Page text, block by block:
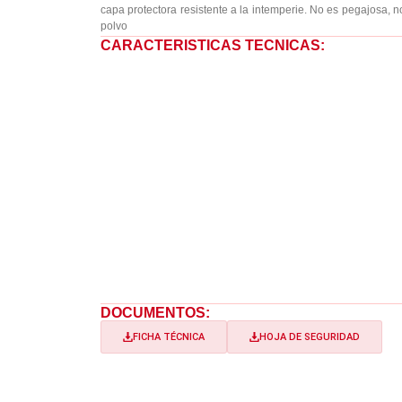
capa protectora resistente a la intemperie. No es pegajosa,
polvo
CARACTERISTICAS TECNICAS:
DOCUMENTOS:
FICHA TÉCNICA HOJA DE SEGURIDAD